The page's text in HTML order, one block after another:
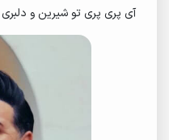
آی پری پری تو شیرین و